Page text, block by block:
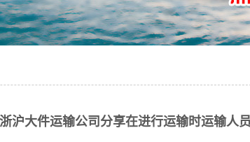
沪大件运输公司分享在进行运输时运输人